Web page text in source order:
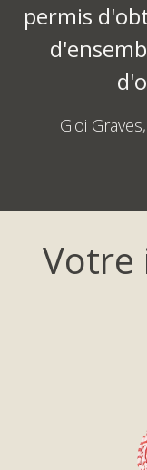
permis
Gioi
Votre